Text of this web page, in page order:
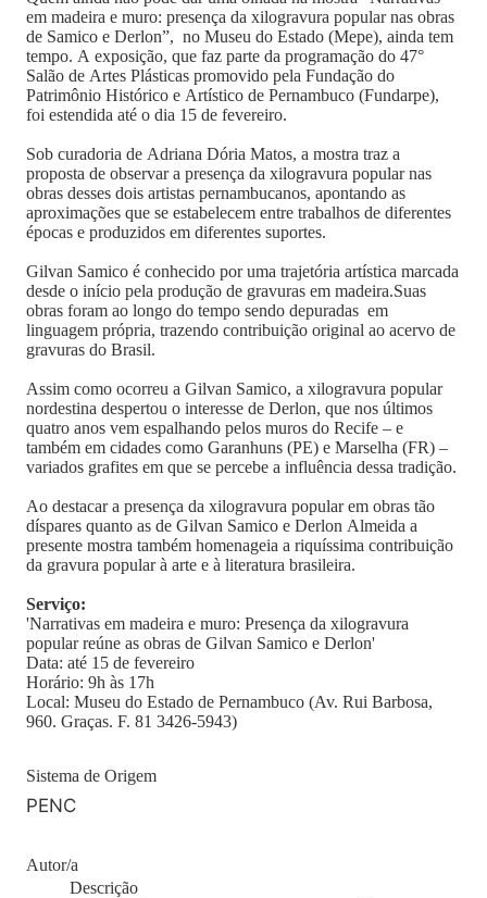
em madeira e muro: presença da xilogravura popular nas obras
de Samico e Derlon”, no Museu do Estado (Mepe), ainda tem
tempo. A exposição, que faz parte da programação do 47°
Salão de Artes Plásticas promovido pela Fundação do
Patrimônio Histórico e Artístico de Pernambuco (Fundarpe),
foi estendida até o dia 15 de fevereiro.
Sob curadoria de Adriana Dória Matos, a mostra traz a
proposta de observar a presença da xilogravura popular nas
obras desses dois artistas pernambucanos, apontando as
aproximações que se estabelecem entre trabalhos de diferentes
épocas e produzidos em diferentes suportes.
Gilvan Samico é conhecido por uma trajetória artística marcada
desde o início pela produção de gravuras em madeira.Suas
obras foram ao longo do tempo sendo depuradas em
linguagem própria, trazendo contribuição original ao acervo de
gravuras do Brasil.
Assim como ocorreu a Gilvan Samico, a xilogravura popular
nordestina despertou o interesse de Derlon, que nos últimos
quatro anos vem espalhando pelos muros do Recife – e
também em cidades como Garanhuns (PE) e Marselha (FR) –
variados grafites em que se percebe a influência dessa tradição.
Ao destacar a presença da xilogravura popular em obras tão
díspares quanto as de Gilvan Samico e Derlon Almeida a
presente mostra também homenageia a riquíssima contribuição
da gravura popular à arte e à literatura brasileira.
Serviço:
'Narrativas em madeira e muro: Presença da xilogravura
popular reúne as obras de Gilvan Samico e Derlon'
Data: até 15 de fevereiro
Horário: 9h às 17h
Local: Museu do Estado de Pernambuco (Av. Rui Barbosa,
960. Graças. F. 81 3426-5943)
Sistema de Origem
PENC
Autor/a
Descrição